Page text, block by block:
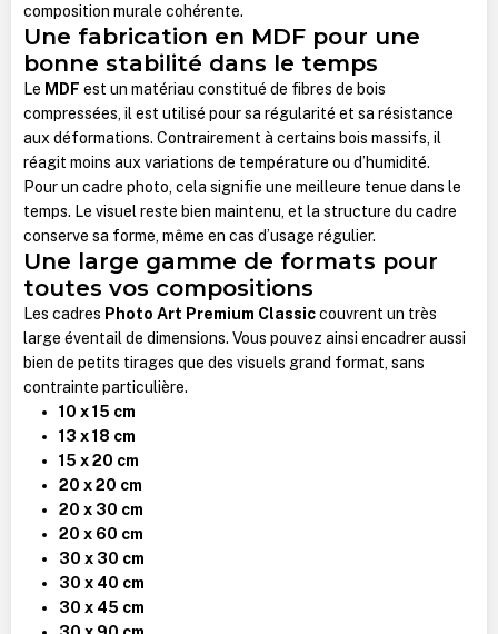
composition murale cohérente.
Une fabrication en MDF pour une
bonne stabilité dans le temps
Le MDF est un matériau constitué de fibres de bois
compressées, il est utilisé pour sa régularité et sa résistance
aux déformations. Contrairement à certains bois massifs, il
réagit moins aux variations de température ou d’humidité.
Pour un cadre photo, cela signifie une meilleure tenue dans le
temps. Le visuel reste bien maintenu, et la structure du cadre
conserve sa forme, même en cas d’usage régulier.
Une large gamme de formats pour
toutes vos compositions
Les cadres Photo Art Premium Classiccouvrent un très
large éventail de dimensions. Vous pouvez ainsi encadrer aussi
bien de petits tirages que des visuels grand format, sans
contrainte particulière.
10 x 15 cm
13 x 18 cm
15 x 20 cm
20 x 20 cm
20 x 30 cm
20 x 60 cm
30 x 30 cm
30 x 40 cm
30 x 45 cm